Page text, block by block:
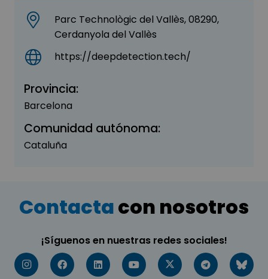
Parc Technològic del Vallès, 08290,
Cerdanyola del Vallès
https://deepdetection.tech/
Provincia:
Barcelona
Comunidad autónoma:
Cataluña
Contactacon nosotros
¡Síguenos en nuestras redes sociales!